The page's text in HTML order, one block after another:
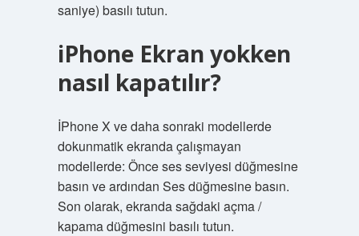
saniye) basılı tutun.
iPhone Ekran yokken
nasıl kapatılır?
İPhone X ve daha sonraki modellerde
dokunmatik ekranda çalışmayan
modellerde: Önce ses seviyesi düğmesine
basın ve ardından Ses düğmesine basın.
Son olarak, ekranda sağdaki açma /
kapama düğmesini basılı tutun.